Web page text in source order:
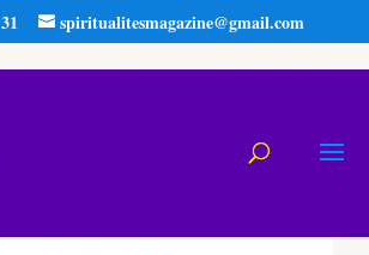
spiritualitesmagazine@gmail.com